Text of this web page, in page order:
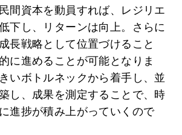
間資本を動員すれば、レジリエ
下し、リターンは向上。さらに
長戦略として位置づけること
に進めることが可能となりま
いボトルネックから着手し、並
し、成果を測定することで、時
進捗が積み上がっていくので